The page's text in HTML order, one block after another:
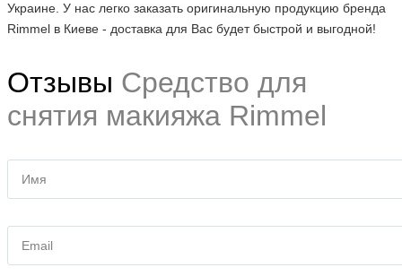
Украине. У нас легко заказать оригинальную продукцию бренда
Rimmel в Киеве - доставка для Вас будет быстрой и выгодной!
Отзывы Средство для
снятия макияжа Rimmel
Имя
Email